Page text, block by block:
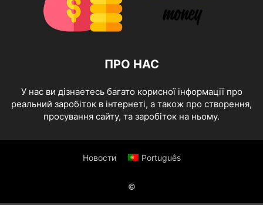
ПРО НАС
У нас ви дізнаетесь багато корисної інформації про
реальний заробіток в інтернеті, а також про створення,
просування сайту, та заробіток на ньому.
Новости Português
©